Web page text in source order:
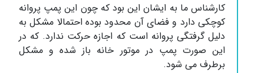
کارشناس ما به ایشان این بود که چون این پمپ پروانه
کوچکی دارد و فضای آن محدود بوده احتمالا مشکل به
دلیل گرفتگی پروانه است که اجازه حرکت ندارد. که در
این صورت پمپ در موتور خانه باز شده و مشکل
برطرف می شود.